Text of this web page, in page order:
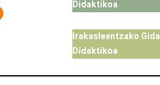
Didaktikoa
Irakasleentzako Gida
Didaktikoa